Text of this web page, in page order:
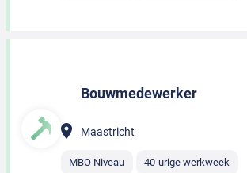
Bouwmedewerker
Maastricht
MBO Niveau 40-urige werkweek